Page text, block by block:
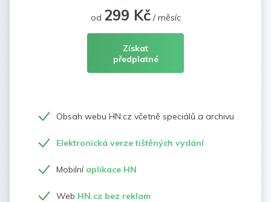
od 299 Kč/ měsíc
Získat
předplatné
Obsah webu HN.cz včetně speciálů a archivu
Elektronická verze tištěných vydání
Mobilní aplikace HN
Web HN.cz bez reklam